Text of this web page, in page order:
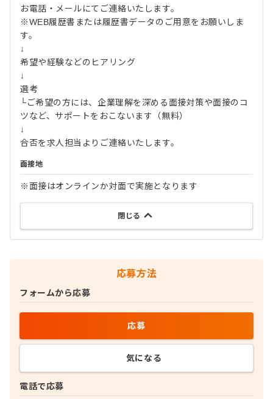
お電話・メールにてご連絡いたします。
※WEB履歴書または履歴書データのご用意をお願いしま
す。
↓
希望や経験などのヒアリング
↓
選考
└ご希望の方には、企業理解を深める面接対策や面接のコ
ツなど、サポートをおこないます（無料）
↓
合否を求人担当よりご連絡いたします。
面接地
※面接はオンラインか対面で実施となります
閉じる
応募方法
電話で応募
フォームから応募
応募
気になる